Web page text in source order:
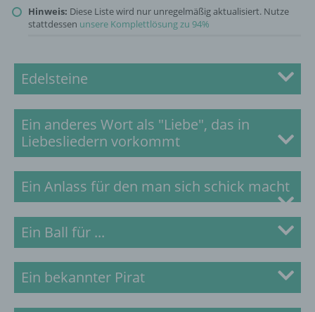
Hinweis: Diese Liste wird nur unregelmäßig aktualisiert. Nutze
stattdessen unsere Komplettlösung zu 94%
Edelsteine
Ein anderes Wort als "Liebe", das in
Liebesliedern vorkommt
Ein Anlass für den man sich schick macht
Ein Ball für ...
Ein bekannter Pirat